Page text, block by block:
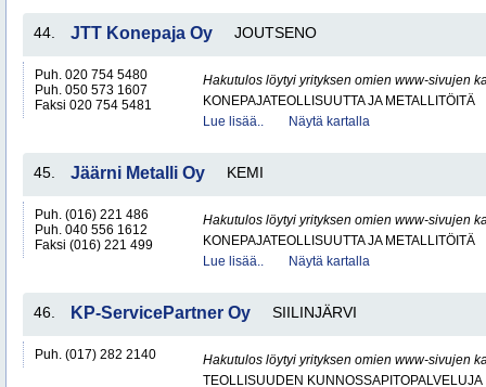
44. JTT Konepaja Oy JOUTSENO
Puh. 020 754 5480
Puh. 050 573 1607
Faksi 020 754 5481
Hakutulos löytyi yrityksen omien www-sivujen
KONEPAJATEOLLISUUTTA JA METALLITÖITÄ
Lue lisää..
Näytä kartalla
45. Jäärni Metalli Oy KEMI
Puh. (016) 221 486
Puh. 040 556 1612
Faksi (016) 221 499
Hakutulos löytyi yrityksen omien www-sivujen
KONEPAJATEOLLISUUTTA JA METALLITÖITÄ
Lue lisää..
Näytä kartalla
46. KP-ServicePartner Oy SIILINJÄRVI
Puh. (017) 282 2140
Hakutulos löytyi yrityksen omien www-sivujen
TEOLLISUUDEN KUNNOSSAPITOPALVELUJA